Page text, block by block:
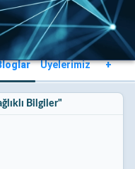
Üyelerimiz +
Bilgiler"